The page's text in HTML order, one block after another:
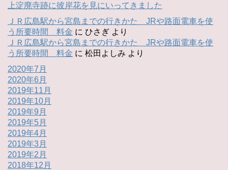
上淀廃寺跡に彼岸花を見にいってきました
ＪＲ広島駅から宮島までの行きかた JRや路面電車を使
う所要時間 料金 に ひさぎ より
ＪＲ広島駅から宮島までの行きかた JRや路面電車を使
う所要時間 料金 に 松田よしみ より
2020年7月
2020年6月
2019年11月
2019年10月
2019年9月
2019年5月
2019年4月
2019年3月
2019年2月
2018年12月